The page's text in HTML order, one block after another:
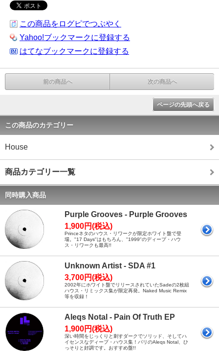
この商品をログピでつぶやく
Yahoo!ブックマークに登録する
はてなブックマークに登録する
前の商品へ 次の商品へ
ページの先頭へ戻る
この商品のカテゴリー
House
商品カテゴリー一覧
同時購入商品
Purple Grooves - Purple Grooves
1,900円(税込)
Princeネタのハウス・リワークが限定ホワイト盤で登
場。"17 Days"はもちろん、"1999"のディープ・ハウ
ス・リワークも最高!!
Unknown Artist - SDA #1
3,700円(税込)
2002年にホワイト盤でリリースされていたSadeの2枚組
ハウス・リミックス集が限定再発。Naked Music Remix
等を収録！
Aleqs Notal - Pain Of Truth EP
1,900円(税込)
深い時間をじっくりと刺すダークでソリッド、そしてハ
イセンスなディープ・ハウス集！パリのAleqs Notal、ひ
っそりと好調です。おすすめ盤!!